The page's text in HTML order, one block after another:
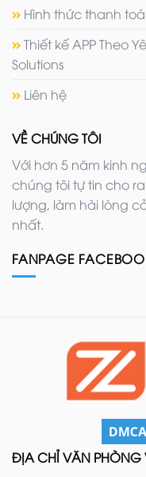
Hình thức thanh
Thiết kế APP Theo
Solutions
Liên hệ
VỀ CHÚNG TÔI
Với hơn 5 năm kinh
chúng tôi tự tin cho
lượng, làm hài lòng
nhất.
FANPAGE
ĐỊA CHỈ VĂN PHÒNG